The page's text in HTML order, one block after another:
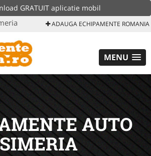
GRATUIT aplicatie mobil
ADAUGA ECHIPAMENTE ROMANIA
MENU
AUTO
SIMERIA